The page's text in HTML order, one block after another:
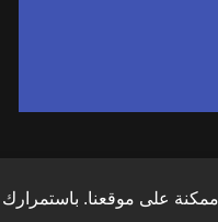
على موقعنا.